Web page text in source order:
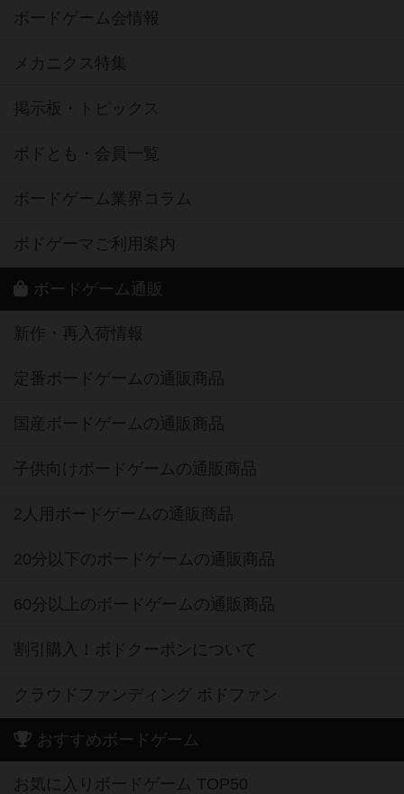
ボードゲーム会情報
メカニクス特集
掲示板・トピックス
ボドとも・会員一覧
ボードゲーム業界コラム
ボドゲーマご利用案内
ボードゲーム通販
新作・再入荷情報
定番ボードゲームの通販商品
国産ボードゲームの通販商品
子供向けボードゲームの通販商品
2人用ボードゲームの通販商品
20分以下のボードゲームの通販商品
60分以上のボードゲームの通販商品
割引購入！ボドクーポンについて
クラウドファンディング ボドファン
おすすめボードゲーム
お気に入りボードゲーム TOP50